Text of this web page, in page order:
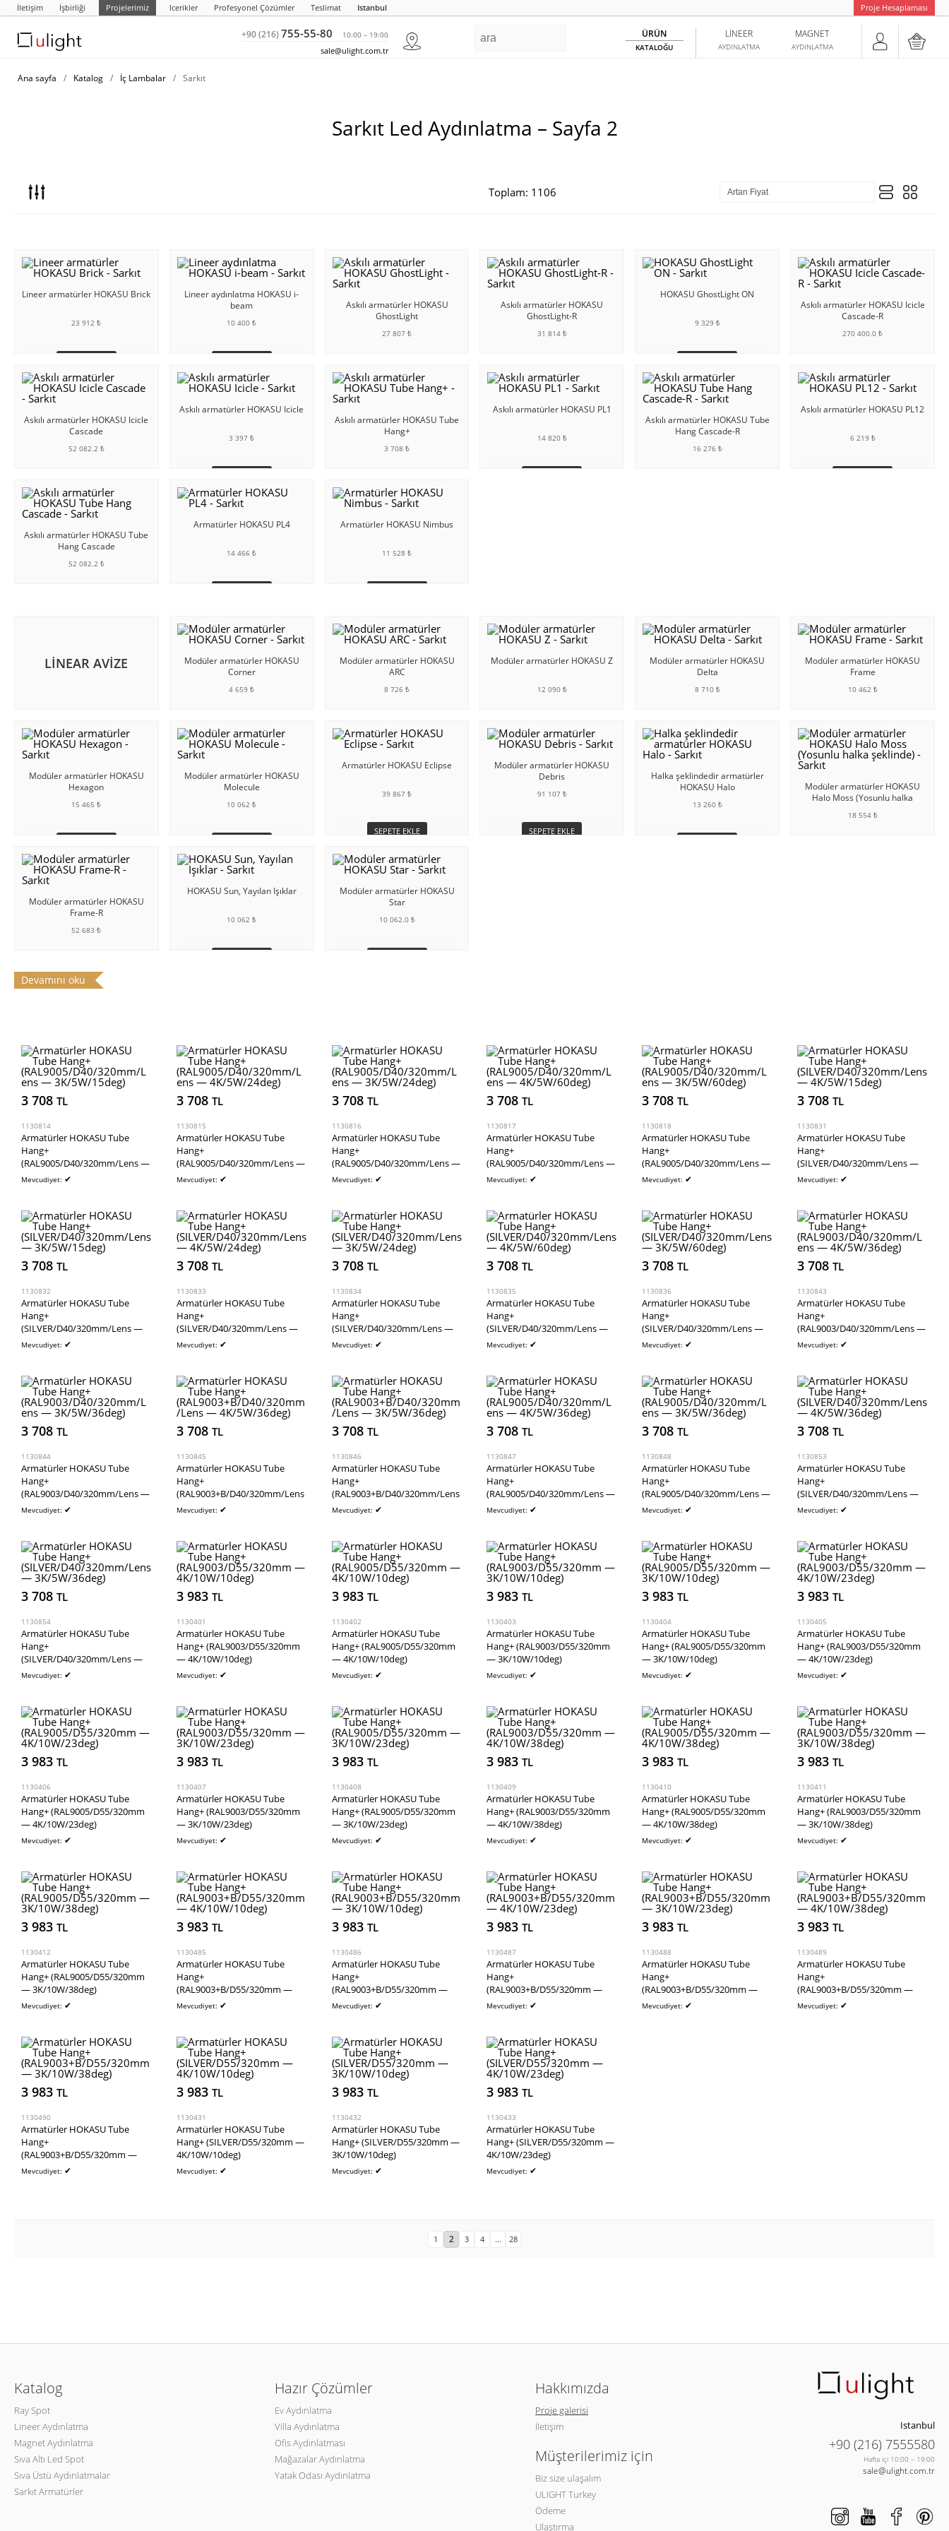
İletişim İşbirliği Projelerimiz Icerikler Profesyonel Çözümler Teslimat Istanbul Proje Hesaplaması
+90 (216)755-55-80 10:00 – 19:00
sale@ulight.com.tr
MAGNET
AYDINLATMA
LINEER
AYDINLATMA
ÜRÜN
KATALOĞU
Ana sayfa / Katalog / İç Lambalar / Sarkıt
Sarkıt Led Aydınlatma – Sayfa 2
Toplam: 1106
Lineer armatürler HOKASU Brick
23 912 ₺
Lineer aydınlatma HOKASU i-
beam
10 400 ₺
Askılı armatürler HOKASU
GhostLight
27 807 ₺
SEPETE EKLE
Askılı armatürler HOKASU
GhostLight-R
31 814 ₺
SEPETE EKLE
HOKASU GhostLight ON
9 329 ₺
Askılı armatürler HOKASU Icicle
Cascade-R
270 400.0 ₺
SEPETE EKLE
Askılı armatürler HOKASU Icicle
Cascade
52 082.2 ₺
SEPETE EKLE
Askılı armatürler HOKASU Icicle
3 397 ₺
Askılı armatürler HOKASU Tube
Hang+
3 708 ₺
SEPETE EKLE
Askılı armatürler HOKASU PL1
14 820 ₺
Askılı armatürler HOKASU Tube
Hang Cascade-R
16 276 ₺
Askılı armatürler HOKASU PL12
6 219 ₺
Askılı armatürler HOKASU Tube
Hang Cascade
52 082.2 ₺
Armatürler HOKASU PL4
14 466 ₺
Armatürler HOKASU Nimbus
11 528 ₺
LINEAR AVIZE
Modüler armatürler HOKASU
Corner
4 659 ₺
SEPETE EKLE
Modüler armatürler HOKASU
ARC
8 726 ₺
SEPETE EKLE
Modüler armatürler HOKASU Z
12 090 ₺
SEPETE EKLE
Modüler armatürler HOKASU
Delta
8 710 ₺
SEPETE EKLE
Modüler armatürler HOKASU
Frame
10 462 ₺
SEPETE EKLE
Modüler armatürler HOKASU
Hexagon
15 465 ₺
Modüler armatürler HOKASU
Molecule
10 062 ₺
Armatürler HOKASU Eclipse
39 867 ₺
SEPETE EKLE
Modüler armatürler HOKASU
Debris
91 107 ₺
SEPETE EKLE
Halka şeklindedir armatürler
HOKASU Halo
13 260 ₺
Modüler armatürler HOKASU
Halo Moss (Yosunlu halka
18 554 ₺
Modüler armatürler HOKASU
Frame-R
52 683 ₺
HOKASU Sun, Yayılan Işıklar
10 062 ₺
Modüler armatürler HOKASU
Star
10 062.0 ₺
Devamını oku
3 708 TL
1130814
Armatürler HOKASU Tube
Hang+
(RAL9005/D40/320mm/Lens —
3K/5W/15deg)
Mevcudiyet: ✔
3 708 TL
1130815
Armatürler HOKASU Tube
Hang+
(RAL9005/D40/320mm/Lens —
4K/5W/24deg)
Mevcudiyet: ✔
3 708 TL
1130816
Armatürler HOKASU Tube
Hang+
(RAL9005/D40/320mm/Lens —
3K/5W/24deg)
Mevcudiyet: ✔
3 708TL
1130817
Armatürler HOKASU Tube
Hang+
(RAL9005/D40/320mm/Lens —
4K/5W/60deg)
Mevcudiyet: ✔
3 708TL
1130818
Armatürler HOKASU Tube
Hang+
(RAL9005/D40/320mm/Lens —
3K/5W/60deg)
Mevcudiyet: ✔
3 708TL
1130831
Armatürler HOKASU Tube
Hang+
(SILVER/D40/320mm/Lens —
4K/5W/15deg)
Mevcudiyet: ✔
3 708 TL
1130832
Armatürler HOKASU Tube
Hang+
(SILVER/D40/320mm/Lens —
3K/5W/15deg)
Mevcudiyet: ✔
3 708 TL
1130833
Armatürler HOKASU Tube
Hang+
(SILVER/D40/320mm/Lens —
4K/5W/24deg)
Mevcudiyet: ✔
3 708 TL
1130834
Armatürler HOKASU Tube
Hang+
(SILVER/D40/320mm/Lens —
3K/5W/24deg)
Mevcudiyet: ✔
3 708TL
1130835
Armatürler HOKASU Tube
Hang+
(SILVER/D40/320mm/Lens —
4K/5W/60deg)
Mevcudiyet: ✔
3 708TL
1130836
Armatürler HOKASU Tube
Hang+
(SILVER/D40/320mm/Lens —
3K/5W/60deg)
Mevcudiyet: ✔
3 708TL
1130843
Armatürler HOKASU Tube
Hang+
(RAL9003/D40/320mm/Lens —
4K/5W/36deg)
Mevcudiyet: ✔
3 708 TL
1130844
Armatürler HOKASU Tube
Hang+
(RAL9003/D40/320mm/Lens —
3K/5W/36deg)
Mevcudiyet: ✔
3 708 TL
1130845
Armatürler HOKASU Tube
Hang+
(RAL9003+B/D40/320mm/Lens
— 4K/5W/36deg)
Mevcudiyet: ✔
3 708 TL
1130846
Armatürler HOKASU Tube
Hang+
(RAL9003+B/D40/320mm/Lens
— 3K/5W/36deg)
Mevcudiyet: ✔
3 708TL
1130847
Armatürler HOKASU Tube
Hang+
(RAL9005/D40/320mm/Lens —
4K/5W/36deg)
Mevcudiyet: ✔
3 708TL
1130848
Armatürler HOKASU Tube
Hang+
(RAL9005/D40/320mm/Lens —
3K/5W/36deg)
Mevcudiyet: ✔
3 708TL
1130853
Armatürler HOKASU Tube
Hang+
(SILVER/D40/320mm/Lens —
4K/5W/36deg)
Mevcudiyet: ✔
3 708 TL
1130854
Armatürler HOKASU Tube
Hang+
(SILVER/D40/320mm/Lens —
3K/5W/36deg)
Mevcudiyet: ✔
3 983 TL
1130401
Armatürler HOKASU Tube
Hang+ (RAL9003/D55/320mm
— 4K/10W/10deg)
Mevcudiyet: ✔
3 983 TL
1130402
Armatürler HOKASU Tube
Hang+ (RAL9005/D55/320mm
— 4K/10W/10deg)
Mevcudiyet: ✔
3 983TL
1130403
Armatürler HOKASU Tube
Hang+ (RAL9003/D55/320mm
— 3K/10W/10deg)
Mevcudiyet: ✔
3 983TL
1130404
Armatürler HOKASU Tube
Hang+ (RAL9005/D55/320mm
— 3K/10W/10deg)
Mevcudiyet: ✔
3 983TL
1130405
Armatürler HOKASU Tube
Hang+ (RAL9003/D55/320mm
— 4K/10W/23deg)
Mevcudiyet: ✔
3 983 TL
1130406
Armatürler HOKASU Tube
Hang+ (RAL9005/D55/320mm
— 4K/10W/23deg)
Mevcudiyet: ✔
3 983 TL
1130407
Armatürler HOKASU Tube
Hang+ (RAL9003/D55/320mm
— 3K/10W/23deg)
Mevcudiyet: ✔
3 983 TL
1130408
Armatürler HOKASU Tube
Hang+ (RAL9005/D55/320mm
— 3K/10W/23deg)
Mevcudiyet: ✔
3 983TL
1130409
Armatürler HOKASU Tube
Hang+ (RAL9003/D55/320mm
— 4K/10W/38deg)
Mevcudiyet: ✔
3 983TL
1130410
Armatürler HOKASU Tube
Hang+ (RAL9005/D55/320mm
— 4K/10W/38deg)
Mevcudiyet: ✔
3 983TL
1130411
Armatürler HOKASU Tube
Hang+ (RAL9003/D55/320mm
— 3K/10W/38deg)
Mevcudiyet: ✔
3 983 TL
1130412
Armatürler HOKASU Tube
Hang+ (RAL9005/D55/320mm
— 3K/10W/38deg)
Mevcudiyet: ✔
3 983 TL
1130485
Armatürler HOKASU Tube
Hang+
(RAL9003+B/D55/320mm —
4K/10W/10deg)
Mevcudiyet: ✔
3 983 TL
1130486
Armatürler HOKASU Tube
Hang+
(RAL9003+B/D55/320mm —
3K/10W/10deg)
Mevcudiyet: ✔
3 983TL
1130487
Armatürler HOKASU Tube
Hang+
(RAL9003+B/D55/320mm —
4K/10W/23deg)
Mevcudiyet: ✔
3 983TL
1130488
Armatürler HOKASU Tube
Hang+
(RAL9003+B/D55/320mm —
3K/10W/23deg)
Mevcudiyet: ✔
3 983TL
1130489
Armatürler HOKASU Tube
Hang+
(RAL9003+B/D55/320mm —
4K/10W/38deg)
Mevcudiyet: ✔
3 983 TL
1130490
Armatürler HOKASU Tube
Hang+
(RAL9003+B/D55/320mm —
3K/10W/38deg)
Mevcudiyet: ✔
3 983 TL
1130431
Armatürler HOKASU Tube
Hang+ (SILVER/D55/320mm —
4K/10W/10deg)
Mevcudiyet: ✔
3 983 TL
1130432
Armatürler HOKASU Tube
Hang+ (SILVER/D55/320mm —
3K/10W/10deg)
Mevcudiyet: ✔
3 983TL
1130433
Armatürler HOKASU Tube
Hang+ (SILVER/D55/320mm —
4K/10W/23deg)
Mevcudiyet: ✔
1 2 3 4 ... 28
Katalog
Ray Spot
Lineer Aydınlatma
Magnet Aydınlatma
Sıva Altı Led Spot
Sıva Üstü Aydınlatmalar
Sarkıt Armatürler
Hazır Çözümler
Ev Aydınlatma
Villa Aydınlatma
Ofis Aydınlatması
Mağazalar Aydınlatma
Yatak Odası Aydınlatma
Hakkımızda
Proje galerisi
İletişim
Müşterilerimiz için
Biz size ulaşalım
ULIGHT Turkey
Ödeme
Ulaştırma
Istanbul
+90 (216) 7555580
Hafta içi 10:00 – 19:00
sale@ulight.com.tr